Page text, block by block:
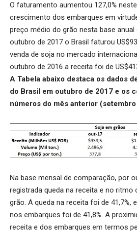
O faturamento aumentou 127,0%
crescimento dos embarques em
preço médio do grão nesta base anual
outubro de 2017 o Brasil faturou
venda de soja no mercado
outubro de 2016 a receita foi de
A Tabela abaixo destaca os dados
do Brasil em outubro de 2017 e os
números do mês anterior
Na base mensal de comparação, por
registrada queda na receita e no ritmo
grão. A queda na receita foi de 41,7%,
nos embarques foi de 41,8%. A
receita e dos embarques em termos